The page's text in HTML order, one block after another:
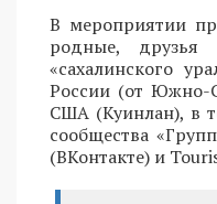
В мероприятии
родные, друзья
«сахалинского
России (от Южно-
США (Куинлан), в
сообщества
(ВКонтакте) и